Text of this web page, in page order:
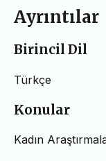
Ayrıntılar
Birincil Dil
Türkçe
Konular
Kadın